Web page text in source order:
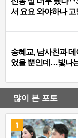
서 요요 와야하나
송혜교, 남사친과
었을 뿐인데…빛나
많이 본 포토